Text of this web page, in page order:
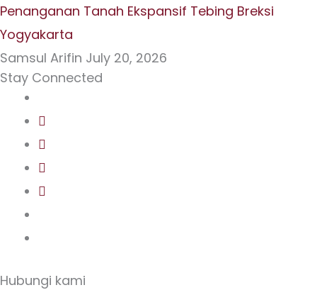
Penanganan Tanah Ekspansif Tebing Breksi
Yogyakarta
Samsul Arifin July 20, 2026
Stay Connected
Hubungi kami